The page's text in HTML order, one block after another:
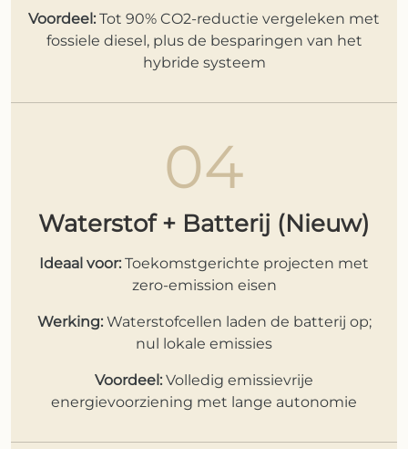
Voordeel: Tot 90% CO2-reductie vergeleken met
fossiele diesel, plus de besparingen van het
hybride systeem
04
Waterstof + Batterij (Nieuw)
Ideaal voor: Toekomstgerichte projecten met
zero-emission eisen
Werking:Waterstofcellen laden de batterij op;
nul lokale emissies
Voordeel: Volledig emissievrije
energievoorziening met lange autonomie